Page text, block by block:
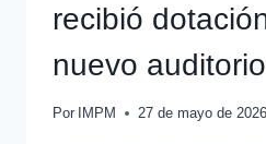
recibió
nuevo auditorio
Por IMPM 27 de mayo de 2026